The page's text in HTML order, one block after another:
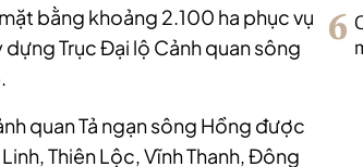
bằng khoảng 2.100 ha phục vụ
Trục Đại lộ Cảnh quan sông
quan Tả ngạn sông Hồng được
Thiên Lộc, Vĩnh Thanh, Đông
6